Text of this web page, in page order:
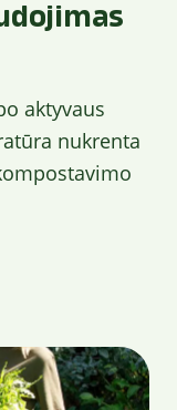
aktyvaus
nukrenta